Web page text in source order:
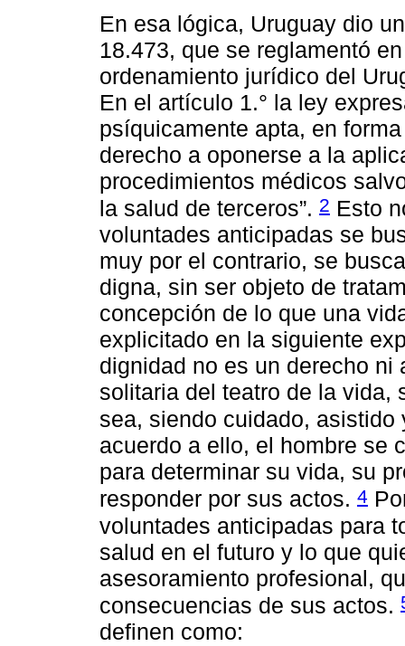
En esa lógica, Uruguay dio
18.473, que se reglamentó
ordenamiento jurídico del
En el artículo 1.° la ley
psíquicamente apta, en
derecho a oponerse a la
procedimientos médicos
la salud de terceros”. 2 Esto
voluntades anticipadas se
muy por el contrario, se
digna, sin ser objeto de
concepción de lo que una
explicitado en la siguiente
dignidad no es un derecho
solitaria del teatro de la vida,
sea, siendo cuidado,
acuerdo a ello, el hombre se
para determinar su vida, su
responder por sus actos. 4
voluntades anticipadas para
salud en el futuro y lo que
asesoramiento profesional,
consecuencias de sus actos.
definen como: